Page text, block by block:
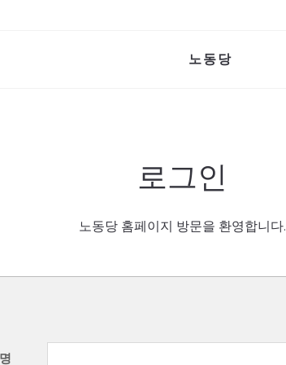
노동당
로그인
노동당 홈페이지 방문을 환영합니다.